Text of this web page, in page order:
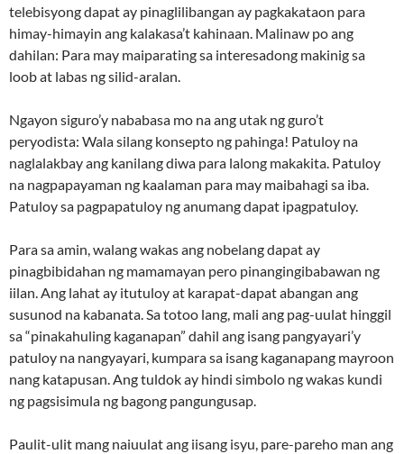
telebisyong dapat ay pinaglilibangan ay pagkakataon para
himay-himayin ang kalakasa’t kahinaan. Malinaw po ang
dahilan: Para may maiparating sa interesadong makinig sa
loob at labas ng silid-aralan.
Ngayon siguro’y nababasa mo na ang utak ng guro’t
peryodista: Wala silang konsepto ng pahinga! Patuloy na
naglalakbay ang kanilang diwa para lalong makakita. Patuloy
na nagpapayaman ng kaalaman para may maibahagi sa iba.
Patuloy sa pagpapatuloy ng anumang dapat ipagpatuloy.
Para sa amin, walang wakas ang nobelang dapat ay
pinagbibidahan ng mamamayan pero pinangingibabawan ng
iilan. Ang lahat ay itutuloy at karapat-dapat abangan ang
susunod na kabanata. Sa totoo lang, mali ang pag-uulat hinggil
sa “pinakahuling kaganapan” dahil ang isang pangyayari’y
patuloy na nangyayari, kumpara sa isang kaganapang mayroon
nang katapusan. Ang tuldok ay hindi simbolo ng wakas kundi
ng pagsisimula ng bagong pangungusap.
Paulit-ulit mang naiuulat ang iisang isyu, pare-pareho man ang